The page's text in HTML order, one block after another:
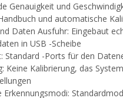
Genauigkeit und
und automatische
Daten Ausfuhr: Eingebaut
in USB -Scheibe
Standard -Ports für den
Keine Kalibrierung, das
Erkennungsmodi: